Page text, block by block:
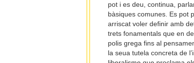
pot i es deu, continua,
bàsiques comunes. Es pot
arriscat voler definir amb
trets fonamentals que en
polis grega fins al
la seua tutela concreta de